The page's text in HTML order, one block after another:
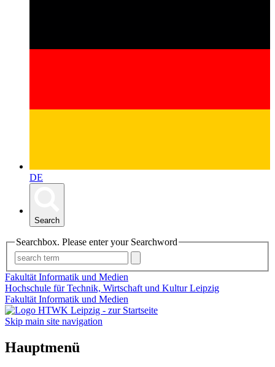
DE
Search
Searchbox. Please enter your Searchword
Fakultät Informatik und Medien
Hochschule für Technik, Wirtschaft und Kultur Leipzig
Fakultät Informatik und Medien
Skip main site navigation
Hauptmenü